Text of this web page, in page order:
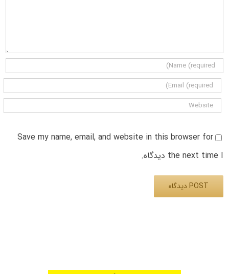
Save my name, email, and website in this browser for
the next time I دیدگاه.